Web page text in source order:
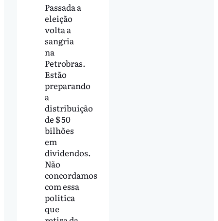
Passada a
eleição
volta a
sangria
na
Petrobras.
Estão
preparando
a
distribuição
de $ 50
bilhões
em
dividendos.
Não
concordamos
com essa
política
que